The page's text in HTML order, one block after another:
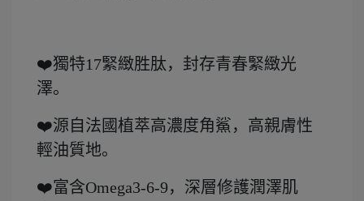
❤️獨特17緊緻胜肽，封存青春緊緻光
澤。
❤️源自法國植萃高濃度角鯊，高親膚性
輕油質地。
❤️富含Omega3-6-9，深層修護潤澤肌